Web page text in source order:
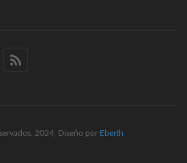
2024, Diseño por Eberth